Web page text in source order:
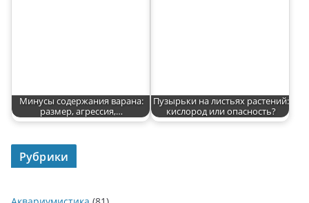
Минусы содержания варана:
размер, агрессия,…
Пузырьки на листьях растений:
кислород или опасность?
Рубрики